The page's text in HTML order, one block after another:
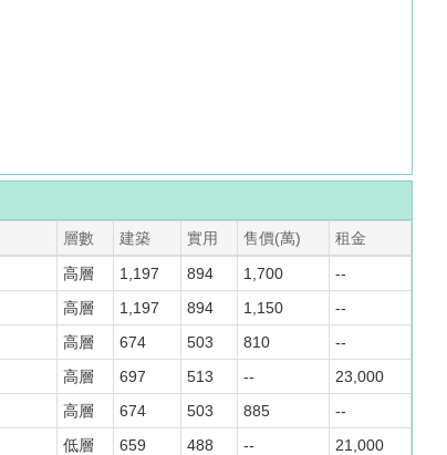
層數 建築 實用 售價(萬)
租金
高層 1,197 894 1,700
--
高層 1,197 894 1,150
--
高層 674 503 810
--
高層 697 513 --
23,000
高層 674 503 885
--
低層 659 488 --
21,000